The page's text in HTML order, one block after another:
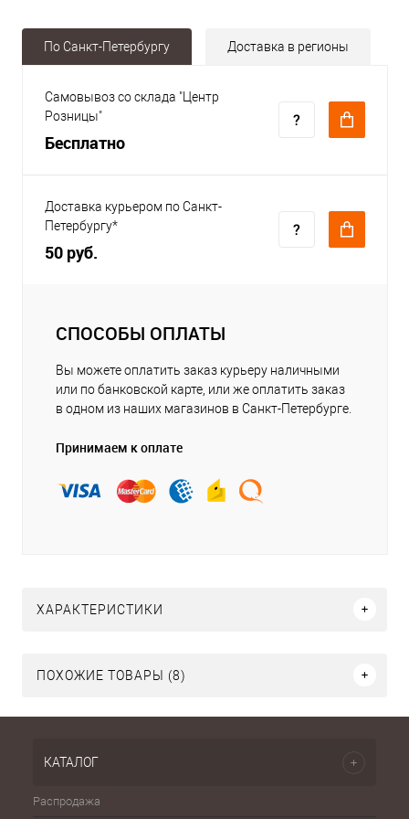
По Санкт-Петербургу Доставка в регионы
Самовывоз со склада "Центр
Розницы"
Бесплатно
Доставка курьером по Санкт-
Петербургу*
50 руб.
СПОСОБЫ ОПЛАТЫ
Вы можете оплатить заказ курьеру наличными
или по банковской карте, или же оплатить заказ
в одном из наших магазинов в Санкт-Петербурге.
Принимаем к оплате
ХАРАКТЕРИСТИКИ
ПОХОЖИЕ ТОВАРЫ (8)
КАТАЛОГ
Распродажа